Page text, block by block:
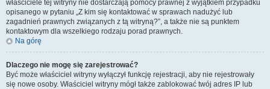
właściciele tej witryny nie dostarczają pomocy prawnej z wyjątkiem przypadku
opisanego w pytaniu „Z kim się kontaktować w sprawach nadużyć lub
zagadnień prawnych związanych z tą witryną?”, a także nie są punktem
kontaktowym dla wszelkiego rodzaju porad prawnych.
Na górę
Dlaczego nie mogę się zarejestrować?
Być może właściciel witryny wyłączył funkcję rejestracji, aby nie rejestrowały
się nowe osoby. Właściciel witryny mógł także zablokować twój adres IP lub